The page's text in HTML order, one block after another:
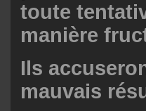
toute
manière
Ils
mauvais